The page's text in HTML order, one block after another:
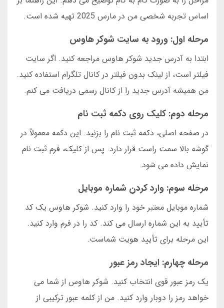
اساس تجربه شخصی من در مارس 2025 تهیه شده است.
مرحله اول: ورود به سایت شوکر هاوس
ابتدا به آدرس جدید شوکر هاوس مراجعه کنید. اگر سایت
فیلتر است، از لینک بدون فیلتر در کانال تلگرام استفاده کنید.
من همیشه آدرس جدید را از کانال رسمی دریافت می کنم.
مرحله دوم: کلیک روی دکمه ثبت نام
در صفحه اصلی، دکمه ثبت نام را بزنید. این دکمه معمولاً در
گوشه بالا سمت راست قرار دارد. پس از کلیک، فرم ثبت نام
نمایش داده می شود.
مرحله سوم: وارد کردن شماره موبایل
شماره موبایل معتبر خود را وارد کنید. شوکر هاوس یک کد
تأیید به این شماره ارسال می کند. کد را در فرم وارد کنید.
این مرحله برای تأیید هویت شماست.
مرحله چهارم: ایجاد رمز عبور
یک رمز عبور قوی انتخاب کنید. شوکر هاوس از شما می
خواهد رمز را دوبار وارد کنید. من از کلمه عبور ترکیبی از